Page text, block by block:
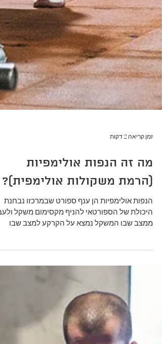
זמן קריאה 2 דקות
מה זה הנפות אולימפיות
(הרמת משקולות אולימפית)?
הנפות אולימפיות הן ענף ספורט שבמרכזו נבחנת
ממצב שבו המשקל נמצא על הקרקע למצב שבו